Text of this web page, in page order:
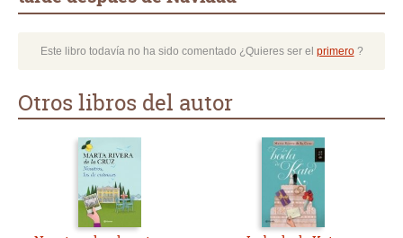
Este libro todavía no ha sido comentado ¿Quieres ser el primero?
Otros libros del autor